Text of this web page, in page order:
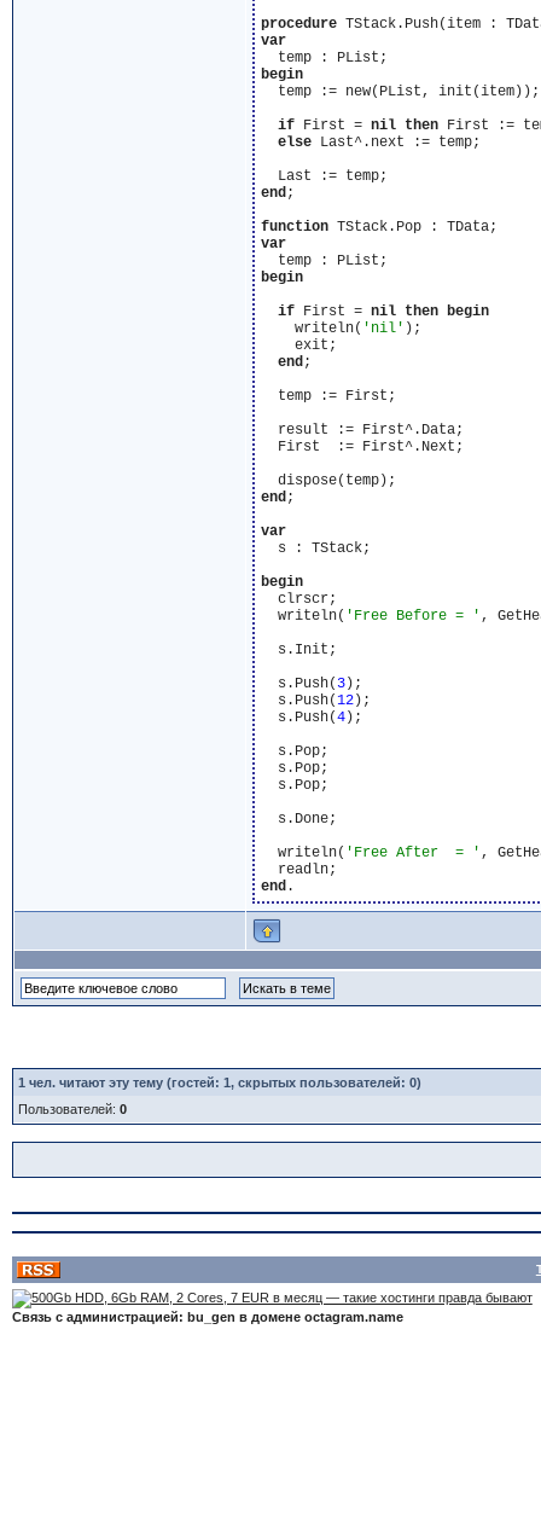
procedure
var
begin
  temp := new(PList, init(item));
if First = nil then First :=
else Last^.next := temp;
end;
function
var
begin
if First = nil then begin
    writeln(
'nil' );
    exit;
end;
  temp := First;
  result := First^.Data;
  First  := First^.Next;
end;
var
  s : TStack;
begin
  clrscr;
  writeln(
'Free Before = ' ,
  s.Init;
  s.Push(
3);
  s.Push(
12);
  s.Push(
4);
  s.Pop;
  s.Pop;
  s.Pop;
  s.Done;
  writeln(
'Free After  = ' ,
end
1 чел. читают эту тему (гостей: 1, скрытых пользователей: 0)
Пользователей: 0
Связь с администрацией: bu_gen в домене octagram.name